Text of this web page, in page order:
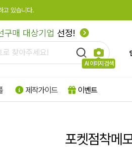
고 있습니다.
구매 대상기업 선정!
AI 이미지 검색
제작가이드 이벤트
포켓점착메